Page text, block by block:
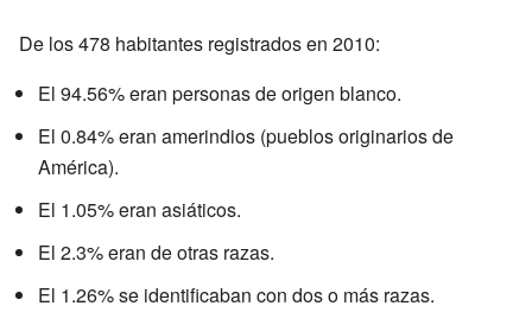
De los 478 habitantes registrados en 2010:
El 94.56% eran personas de origen blanco.
El 0.84% eran amerindios (pueblos originarios de
América).
El 1.05% eran asiáticos.
El 2.3% eran de otras razas.
El 1.26% se identificaban con dos o más razas.